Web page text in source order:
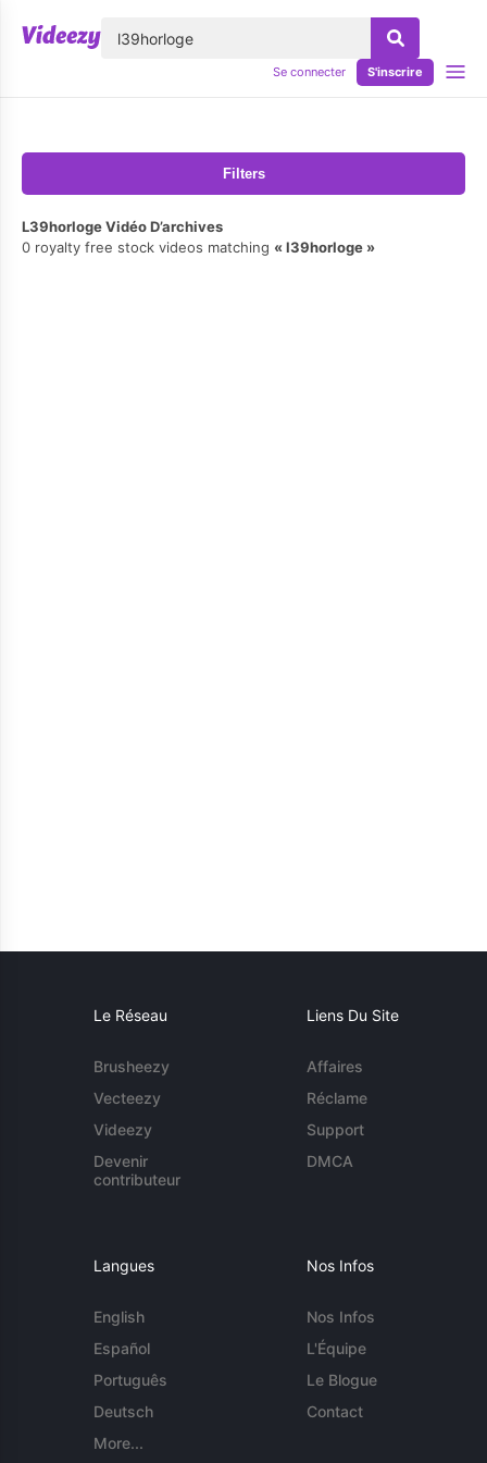
Se connecter S'inscrire
Filters
L39horloge Vidéo D’archives
0 royalty free stock videos matching
l39horloge
Le Réseau
Brusheezy
Vecteezy
Videezy
Devenir
contributeur
Liens Du Site
Affaires
Réclame
Support
DMCA
Langues
English
Español
Português
Deutsch
More...
Nos Infos
Nos Infos
L'Équipe
Le Blogue
Contact